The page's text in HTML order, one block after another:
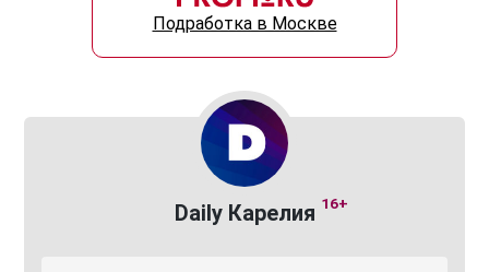
Подработка в Москве
Daily Карелия 16+